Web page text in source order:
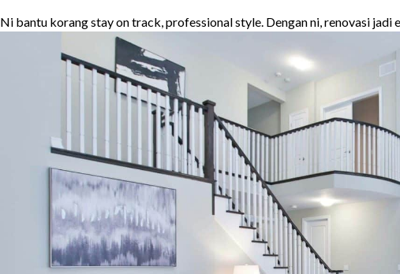
Ni bantu korang stay on track, professional style. Dengan ni, renovasi jadi